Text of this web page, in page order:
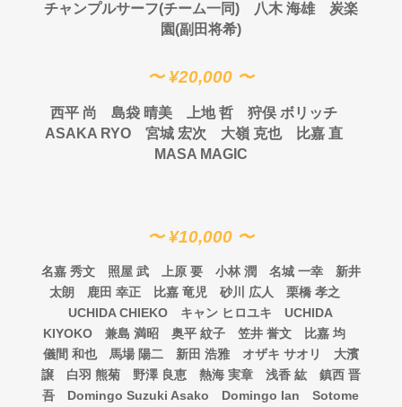
チャンプルサーフ(チーム一同) 八木 海雄 炭楽
園(副田将希)
〜 ¥20,000 〜
西平 尚 島袋 晴美 上地 哲 狩俣 ボリッチ
ASAKA RYO宮城 宏次 大嶺 克也
比嘉 直
MASA MAGIC
〜 ¥10,000 〜
名嘉 秀文 照屋 武 上原 要 小林 潤 名城 一幸 新井
太朗 鹿田 幸正 比嘉 竜児 砂川 広人 栗橋 孝之
UCHIDA CHIEKO キャン ヒロユキ UCHIDA
KIYOKO 兼島 満昭 奥平 紋子 笠井 誉文 比嘉 均
儀間 和也 馬場 陽二 新田 浩雅 オザキ サオリ 大濱
譲 白羽 熊菊 野澤 良恵 熱海 実章 浅香 紘 鎮西 晋
吾 Domingo Suzuki Asako Domingo Ian
Sotome